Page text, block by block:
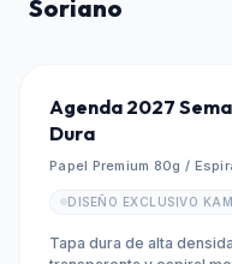
Soriano
Agenda 2027
Dura
Papel Premium 80g /
DISEÑO EXCLUSIVO
Tapa dura de alta